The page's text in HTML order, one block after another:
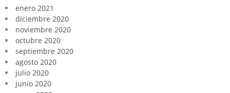
enero 2021
diciembre 2020
noviembre 2020
octubre 2020
septiembre 2020
agosto 2020
julio 2020
junio 2020